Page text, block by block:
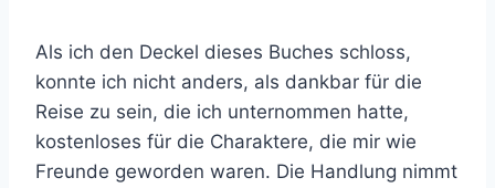
Als ich den Deckel dieses Buches schloss,
konnte ich nicht anders, als dankbar für die
Reise zu sein, die ich unternommen hatte,
kostenloses für die Charaktere, die mir wie
Freunde geworden waren. Die Handlung nimmt